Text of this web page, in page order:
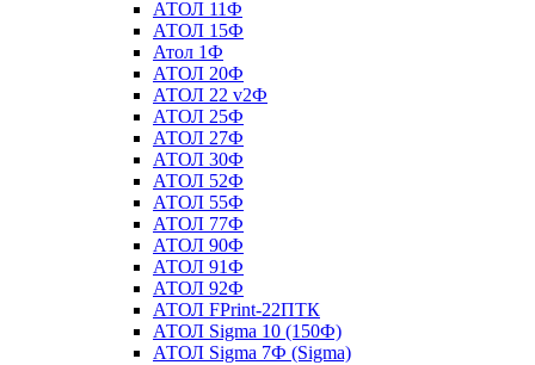
АТОЛ 11Ф
АТОЛ 15Ф
Атол 1Ф
АТОЛ 20Ф
АТОЛ 22 v2Ф
АТОЛ 25Ф
АТОЛ 27Ф
АТОЛ 30Ф
АТОЛ 52Ф
АТОЛ 55Ф
АТОЛ 77Ф
АТОЛ 90Ф
АТОЛ 91Ф
АТОЛ 92Ф
АТОЛ FPrint-22ПТК
АТОЛ Sigma 10 (150Ф)
АТОЛ Sigma 7Ф (Sigma)